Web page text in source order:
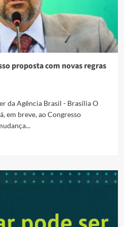
proposta com novas regras
da Agência Brasil - Brasília O
em breve, ao Congresso